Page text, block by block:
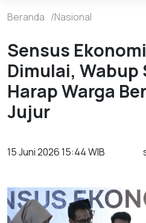
Beranda Nasional
Sensus
Dimulai, Wabup
Harap Warga
Jujur
15 Juni 2026 15:44 WIB